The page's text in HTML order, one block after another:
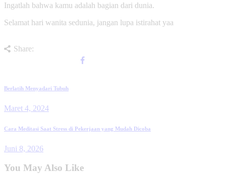
Ingatlah bahwa kamu adalah bagian dari dunia.
Selamat hari wanita sedunia, jangan lupa istirahat yaa
Share:
Berlatih Menyadari Tubuh
Maret 4, 2024
Cara Meditasi Saat Stress di Pekerjaan yang Mudah Dicoba
Juni 8, 2026
You May Also Like